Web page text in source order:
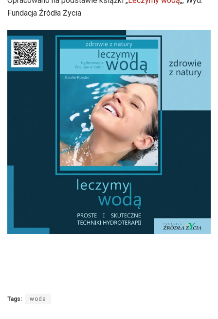
Fundacja Źródła Życia
Tags: woda